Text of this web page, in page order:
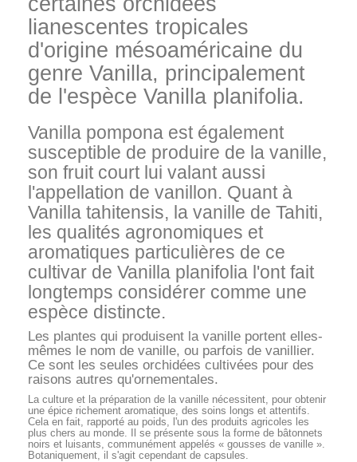
lianescentes tropicales
d'origine mésoaméricaine du
genre Vanilla, principalement
de l'espèce Vanilla planifolia.
Vanilla pompona est également
susceptible de produire de la vanille,
son fruit court lui valant aussi
l'appellation de vanillon. Quant à
Vanilla tahitensis, la vanille de Tahiti,
les qualités agronomiques et
aromatiques particulières de ce
cultivar de Vanilla planifolia l'ont fait
longtemps considérer comme une
espèce distincte.
Les plantes qui produisent la vanille portent elles-
mêmes le nom de vanille, ou parfois de vanillier.
Ce sont les seules orchidées cultivées pour des
raisons autres qu'ornementales.
La culture et la préparation de la vanille nécessitent, pour obtenir
une épice richement aromatique, des soins longs et attentifs.
Cela en fait, rapporté au poids, l'un des produits agricoles les
plus chers au monde. Il se présente sous la forme de bâtonnets
noirs et luisants, communément appelés « gousses de vanille ».
Botaniquement, il s'agit cependant de capsules.